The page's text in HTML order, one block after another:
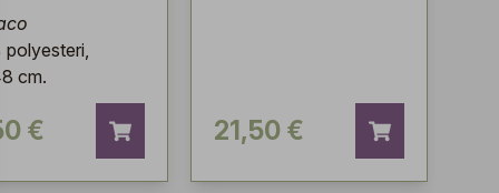
polyesteri,
cm.
€ 21,50 €